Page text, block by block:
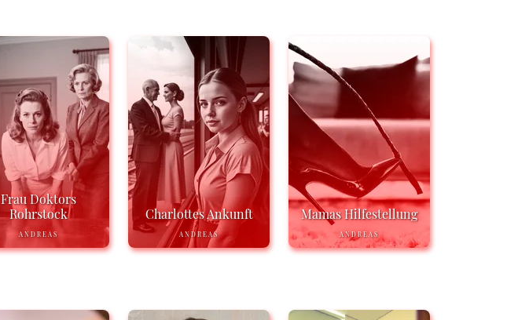
Frau Doktors
Rohrstock
ANDREAS
Charlottes Ankunft
ANDREAS
Mamas Hilfestellung
ANDREAS